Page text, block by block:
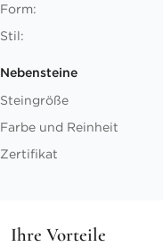
Form:
Stil:
Nebensteine
Steingröße
Farbe und Reinheit
Zertifikat
Ihre Vorteile